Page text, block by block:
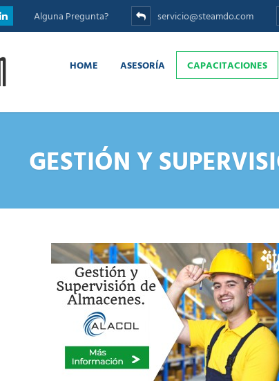
Alguna Pregunta? servicio@steamdo.com
HOME ASESORÍA CAPACITACIONES
GESTIÓN Y